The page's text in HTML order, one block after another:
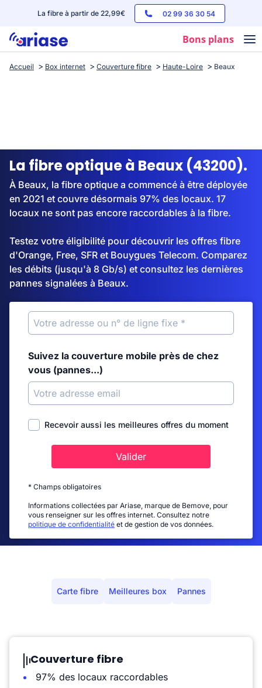
La fibre à partir de 22,99€ 02 99 36 30 54
Bons plans
Box internet
Streaming
Accueil Box internet Couverture fibre Haute-Loire Beaux
La fibre optique à Beaux (43200).
À Beaux, la fibre optique a commencé à être déployée
en 2021 et couvre désormais 97% des locaux. 17
locaux ne sont pas encore raccordables à la fibre.
Testez votre éligibilité pour découvrir les offres fibre
d'Orange, Free, SFR et Bouygues Telecom. Comparez
les débits (jusqu'à 8 Gb/s) et consultez les dernières
pannes signalées à Beaux.
Suivez la couverture mobile près de chez
vous (pannes...)
Recevoir aussi les meilleures offres du moment
Valider
* Champs obligatoires
Informations collectées par Ariase, marque de Bemove, pour
vous renseigner sur les offres internet. Consultez notre
politique de confidentialité et de gestion de vos données.
Carte fibre Meilleures box Pannes
Couverture fibre
97% des locaux raccordables